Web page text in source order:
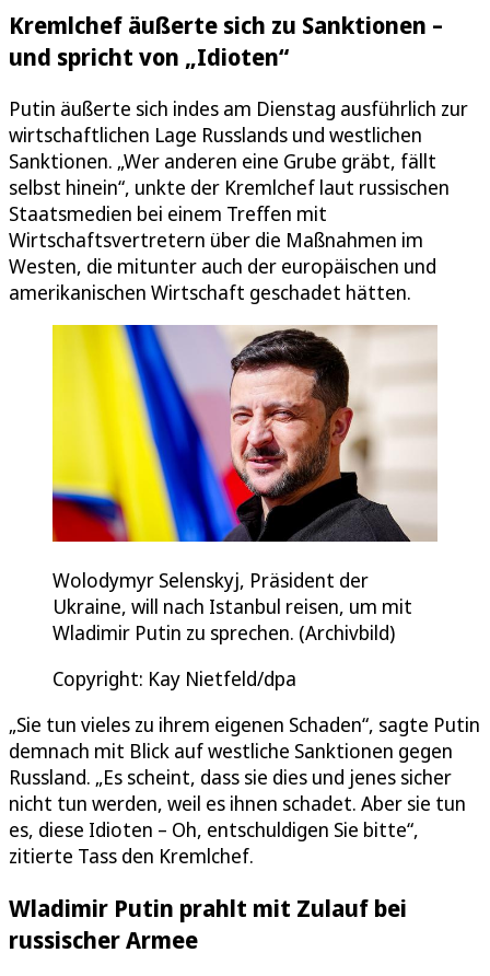
Kremlchef äußerte sich zu Sanktionen –
und spricht von „Idioten“
Putin äußerte sich indes am Dienstag ausführlich zur
wirtschaftlichen Lage Russlands und westlichen
Sanktionen. „Wer anderen eine Grube gräbt, fällt
selbst hinein“, unkte der Kremlchef laut russischen
Staatsmedien bei einem Treffen mit
Wirtschaftsvertretern über die Maßnahmen im
Westen, die mitunter auch der europäischen und
amerikanischen Wirtschaft geschadet hätten.
Wolodymyr Selenskyj, Präsident der
Ukraine, will nach Istanbul reisen, um mit
Wladimir Putin zu sprechen. (Archivbild)
Copyright: Kay Nietfeld/dpa
„Sie tun vieles zu ihrem eigenen Schaden“, sagte Putin
demnach mit Blick auf westliche Sanktionen gegen
Russland. „Es scheint, dass sie dies und jenes sicher
nicht tun werden, weil es ihnen schadet. Aber sie tun
es, diese Idioten – Oh, entschuldigen Sie bitte“,
zitierte Tass den Kremlchef.
Wladimir Putin prahlt mit Zulauf bei
russischer Armee